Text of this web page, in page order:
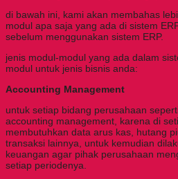
di bawah ini, kami akan membahas
modul apa saja yang ada di sistem
sebelum menggunakan sistem ERP.
jenis modul-modul yang ada dalam
modul untuk jenis bisnis anda:
Accounting Management
untuk setiap bidang perusahaan
accounting management, karena di
membutuhkan data arus kas, hutang
transaksi lainnya, untuk kemudian
keuangan agar pihak perusahaan
setiap periodenya.